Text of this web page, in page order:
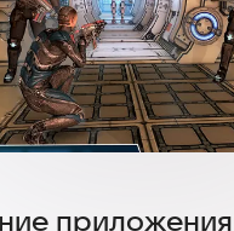
приложения